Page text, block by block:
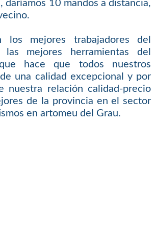
daríamos 10 mandos a distancia,
los mejores trabajadores del
mejores herramientas del
hace que todos nuestros
una calidad excepcional y por
nuestra relación calidad-precio
de la provincia en el sector
en artomeu del Grau.